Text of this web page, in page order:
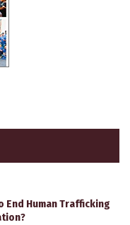
End Human Trafficking